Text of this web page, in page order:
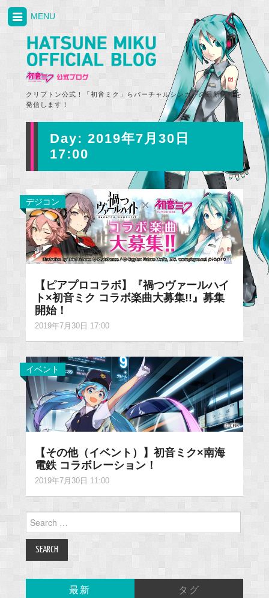
クリプトン公式！「初音ミク」らバーチャルシンガーの最新情報を
発信します！
MENU
Day: 2019年7月30日
17:00
デジコン
【ピアプロコラボ】『禍つヴァールハイ
ト×初音ミク コラボ楽曲大募集!!』募集
開始！
2019年7月30日 17:00
イベント
【その他（イベント）】初音ミク×南海
電鉄 コラボレーション！
2019年7月30日 11:00
for:
最新 タグ